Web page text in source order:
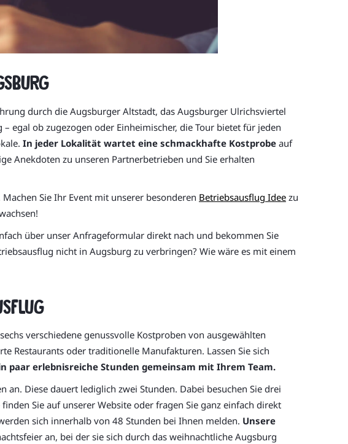
durch die Augsburger Altstadt, das Augsburger Ulrichsviertel
egal ob zugezogen oder Einheimischer, die Tour bietet für jeden
In jeder Lokalität wartet eine schmackhafte Kostprobe auf
Anekdoten zu unseren Partnerbetrieben und Sie erhalten
Sie Ihr Event mit unserer besonderen Betriebsausflug Idee zu
über unser Anfrageformular direkt nach und bekommen Sie
nicht in Augsburg zu verbringen? Wie wäre es mit einem
verschiedene genussvolle Kostproben von ausgewählten
Restaurants oder traditionelle Manufakturen. Lassen Sie sich
paar erlebnisreiche Stunden gemeinsam mit Ihrem Team.
Diese dauert lediglich zwei Stunden. Dabei besuchen Sie drei
Sie auf unserer Website oder fragen Sie ganz einfach direkt
sich innerhalb von 48 Stunden bei Ihnen melden. Unsere
an, bei der sie sich durch das weihnachtliche Augsburg